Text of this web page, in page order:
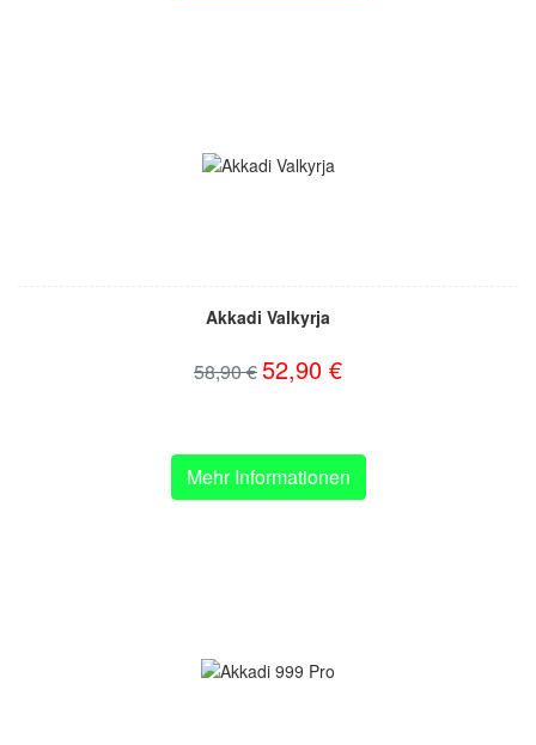
Akkadi Valkyrja
58,90 €52,90 €
Mehr Informationen